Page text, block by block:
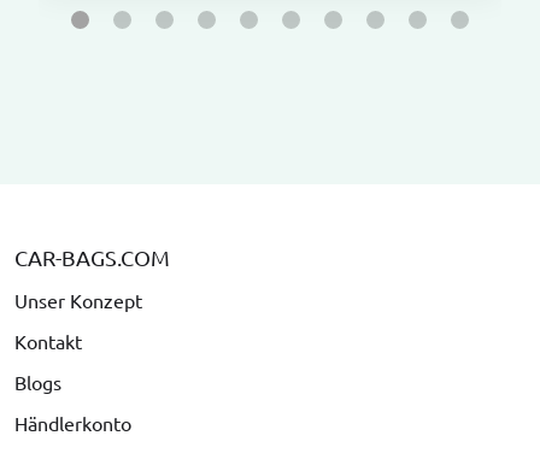
CAR-BAGS.COM
Unser Konzept
Kontakt
Blogs
Händlerkonto